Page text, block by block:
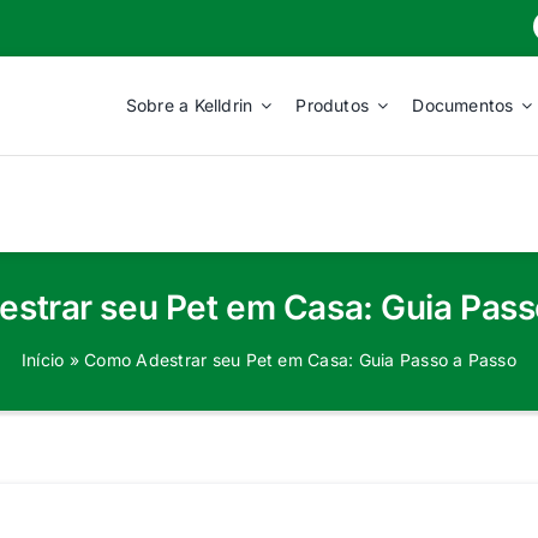
Sobre a Kelldrin Produtos Documentos
seu Pet em Casa: Guia
Início »Como Adestrar seu Pet em Casa: Guia Passo a Passo